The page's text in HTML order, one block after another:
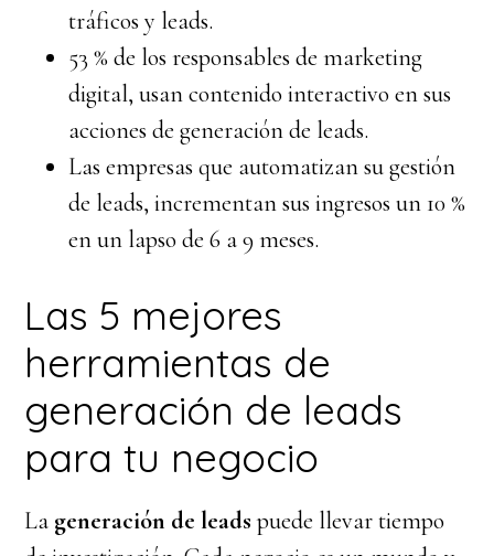
tráficos y leads.
53 % de los responsables de marketing
digital, usan contenido interactivo en sus
acciones de generación de leads.
Las empresas que automatizan su gestión
de leads, incrementan sus ingresos un 10 %
en un lapso de 6 a 9 meses.
Las 5 mejores
herramientas de
generación de leads
para tu negocio
La generación de leadspuede llevar tiempo